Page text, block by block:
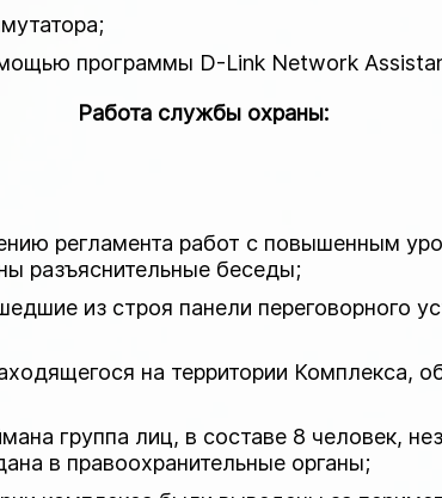
программы D-Link Network
Работа службы охраны:
регламента работ с повышенным
разъяснительные беседы;
из строя панели переговорного
на территории Комплекса,
группа лиц, в составе 8 человек,
в правоохранительные органы;